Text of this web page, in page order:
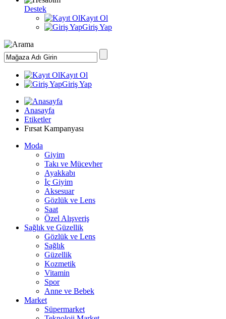
Destek
Kayıt Ol
Giriş Yap
Kayıt Ol
Giriş Yap
Anasayfa
Etiketler
Fırsat Kampanyası
Moda
Giyim
Takı ve Mücevher
Ayakkabı
İç Giyim
Aksesuar
Gözlük ve Lens
Saat
Özel Alışveriş
Sağlık ve Güzellik
Gözlük ve Lens
Sağlık
Güzellik
Kozmetik
Vitamin
Spor
Anne ve Bebek
Market
Süpermarket